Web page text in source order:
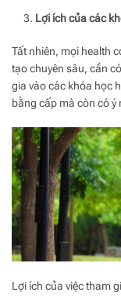
Lợi ích của các
Tất nhiên, mọi health
tạo chuyên sâu, cần
gia vào các khóa học
bằng cấp mà còn có ý
Lợi ích của việc tham